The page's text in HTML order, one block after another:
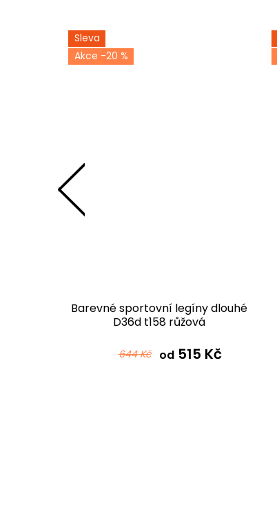
Sleva
-20 %
Barevné sportovní legíny dlouhé
D36d t158 růžová
644 Kč od515 Kč